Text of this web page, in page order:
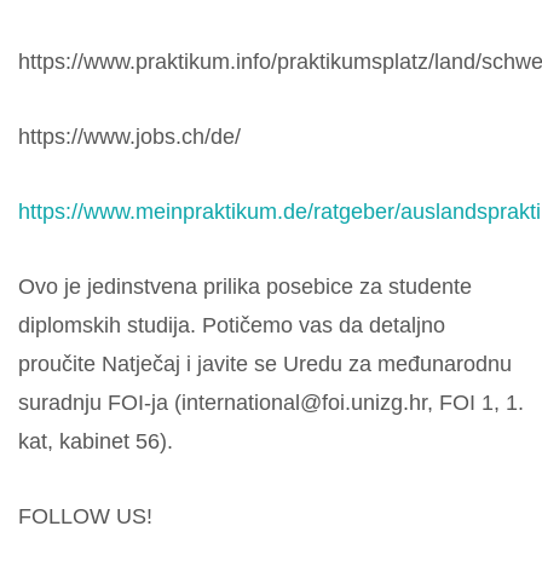
https://www.praktikum.info/praktikumsplatz/land/
https://www.jobs.ch/de/
https://www.meinpraktikum.de/ratgeber/
Ovo je jedinstvena prilika posebice za studente
diplomskih studija. Potičemo vas da detaljno
proučite Natječaj i javite se Uredu za međunarodnu
suradnju FOI-ja (international@foi.unizg.hr, FOI 1, 1.
kat, kabinet 56).
FOLLOW US!